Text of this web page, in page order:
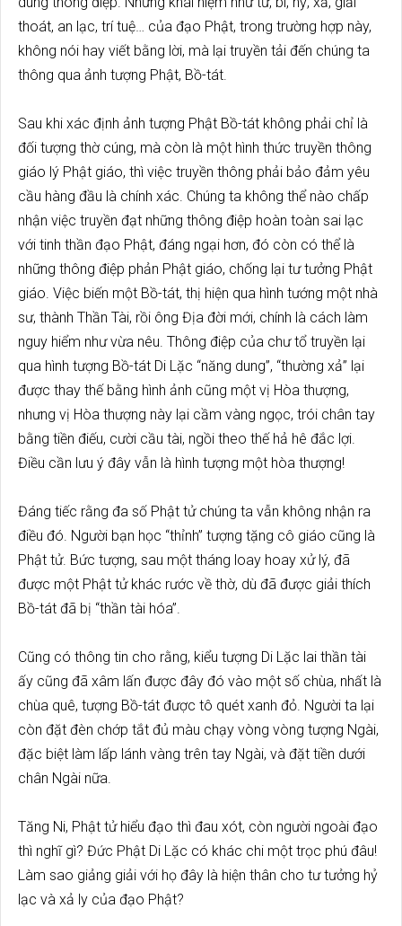
thoát, an lạc, trí tuệ… của đạo Phật, trong trường hợp này,
không nói hay viết bằng lời, mà lại truyền tải đến chúng ta
thông qua ảnh tượng Phật, Bồ-tát.
Sau khi xác định ảnh tượng Phật Bồ-tát không phải chỉ là
đối tượng thờ cúng, mà còn là một hình thức truyền thông
giáo lý Phật giáo, thì việc truyền thông phải bảo đảm yêu
cầu hàng đầu là chính xác. Chúng ta không thể nào chấp
nhận việc truyền đạt những thông điệp hoàn toàn sai lạc
với tinh thần đạo Phật, đáng ngại hơn, đó còn có thể là
những thông điệp phản Phật giáo, chống lại tư tưởng Phật
giáo. Việc biến một Bồ-tát, thị hiện qua hình tướng một nhà
sư, thành Thần Tài, rồi ông Địa đời mới, chính là cách làm
nguy hiểm như vừa nêu. Thông điệp của chư tổ truyền lại
qua hình tượng Bồ-tát Di Lặc “năng dung”, “thường xả” lại
được thay thế bằng hình ảnh cũng một vị Hòa thượng,
nhưng vị Hòa thượng này lại cầm vàng ngọc, trói chân tay
bằng tiền điếu, cười cầu tài, ngồi theo thế hả hê đắc lợi.
Điều cần lưu ý đây vẫn là hình tượng một hòa thượng!
Đáng tiếc rằng đa số Phật tử chúng ta vẫn không nhận ra
điều đó. Người bạn học “thỉnh” tượng tặng cô giáo cũng là
Phật tử. Bức tượng, sau một tháng loay hoay xử lý, đã
được một Phật tử khác rước về thờ, dù đã được giải thích
Bồ-tát đã bị “thần tài hóa”.
Cũng có thông tin cho rằng, kiểu tượng Di Lặc lai thần tài
ấy cũng đã xâm lấn được đây đó vào một số chùa, nhất là
chùa quê, tượng Bồ-tát được tô quét xanh đỏ. Người ta lại
còn đặt đèn chớp tắt đủ màu chạy vòng vòng tượng Ngài,
đặc biệt làm lấp lánh vàng trên tay Ngài, và đặt tiền dưới
chân Ngài nữa.
Tăng Ni, Phật tử hiểu đạo thì đau xót, còn người ngoài đạo
thì nghĩ gì? Đức Phật Di Lặc có khác chi một trọc phú đâu!
Làm sao giảng giải với họ đây là hiện thân cho tư tưởng hỷ
lạc và xả ly của đạo Phật?